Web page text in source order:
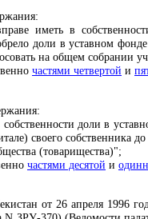
иметь в
доли в уставном
на общем собрании
частями четвертой и
доли в
своего собственника
(товарищества)";
частями десятой и
от 26 апреля 1996